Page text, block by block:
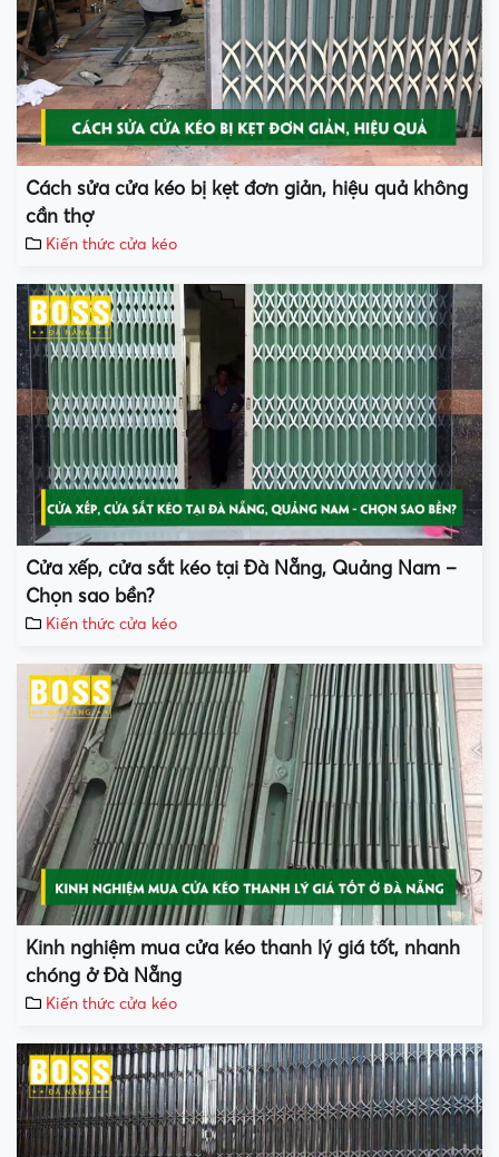
Cách sửa cửa kéo bị kẹt đơn giản, hiệu quả không
cần thợ
Kiến thức cửa kéo
Cửa xếp, cửa sắt kéo tại Đà Nẵng, Quảng Nam –
Chọn sao bền?
Kiến thức cửa kéo
Kinh nghiệm mua cửa kéo thanh lý giá tốt, nhanh
chóng ở Đà Nẵng
Kiến thức cửa kéo